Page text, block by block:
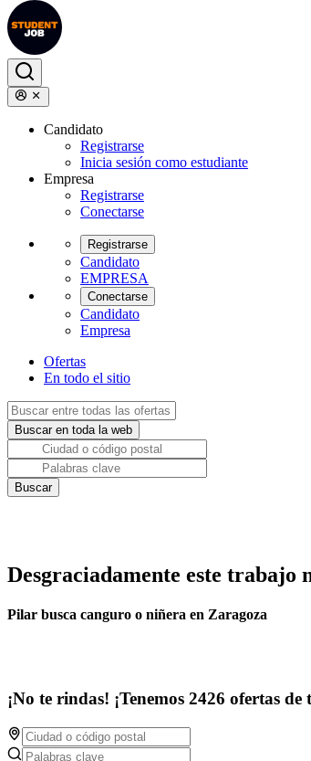
Candidato
Registrarse
Inicia sesión como estudiante
Empresa
Registrarse
Conectarse
Registrarse
Candidato
EMPRESA
Conectarse
Candidato
Empresa
Ofertas
En todo el sitio
Desgraciadamente este trabajo
Pilar busca canguro o niñera en Zaragoza
¡No te rindas! ¡Tenemos 2426 ofertas